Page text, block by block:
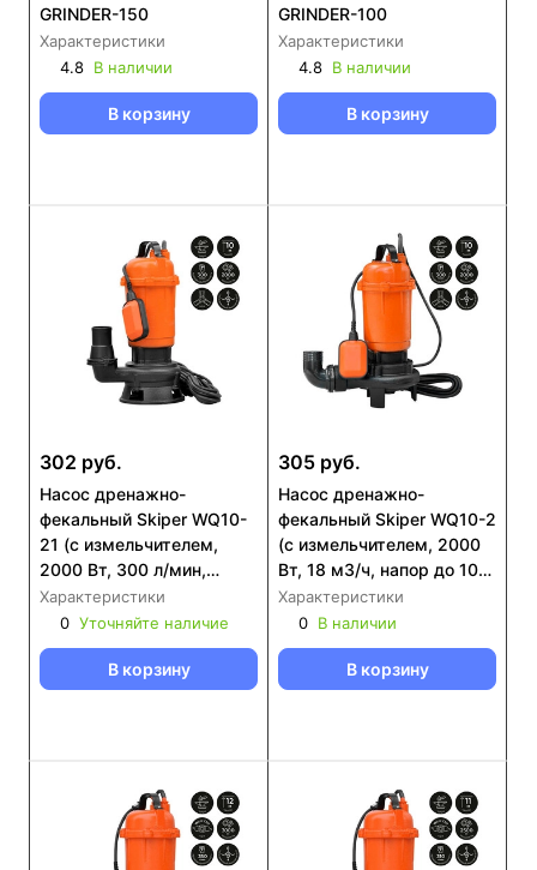
GRINDER-150
Характеристики
4.8 В наличии
В корзину
GRINDER-100
Характеристики
4.8 В наличии
В корзину
302 руб.
Насос дренажнo-
фекальный Skiper WQ10-
21 (с измельчителем,
2000 Вт, 300 л/мин,
чугун, попл.выкл)
Характеристики
0 Уточняйте наличие
В корзину
305 руб.
Насос дренажнo-
фекальный Skiper WQ10-2
(с измельчителем, 2000
Вт, 18 м3/ч, напор до 10
м, попл.выкл)
Характеристики
0 В наличии
В корзину